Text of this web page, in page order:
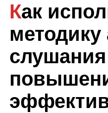
Как использовать
методику